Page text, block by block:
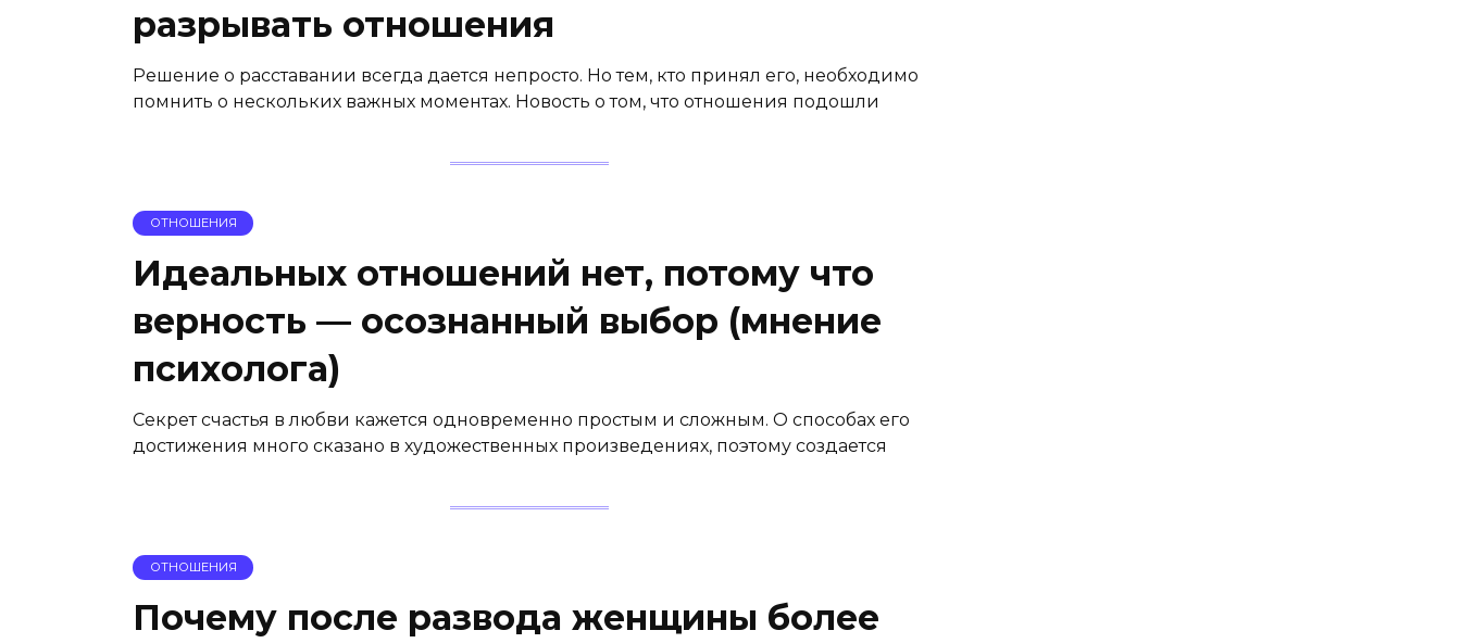
разрывать отношения
Решение о расставании всегда дается непросто. Но тем, кто принял его, необходимо
помнить о нескольких важных моментах. Новость о том, что отношения подошли
ОТНОШЕНИЯ
Идеальных отношений нет, потому что
верность — осознанный выбор (мнение
психолога)
Секрет счастья в любви кажется одновременно простым и сложным. О способах его
достижения много сказано в художественных произведениях, поэтому создается
ОТНОШЕНИЯ
Почему после развода женщины более